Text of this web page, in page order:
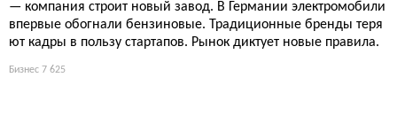
— компания строит новый завод. В Германии электромобили
впервые обогнали бензиновые. Традиционные бренды теря
ют кадры в пользу стартапов. Рынок диктует новые правила.
Бизнес 7 625